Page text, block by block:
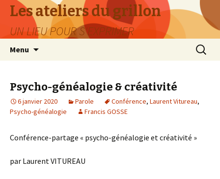
Les ateliers du grillon
UN LIEU POUR S'EXPRIMER
Menu
Psycho-généalogie & créativité
6 janvier 2020 Parole Conférence, Laurent Vitureau,
Psycho-généalogie
Francis GOSSE
Conférence-partage « psycho-généalogie et créativité »
par Laurent VITUREAU